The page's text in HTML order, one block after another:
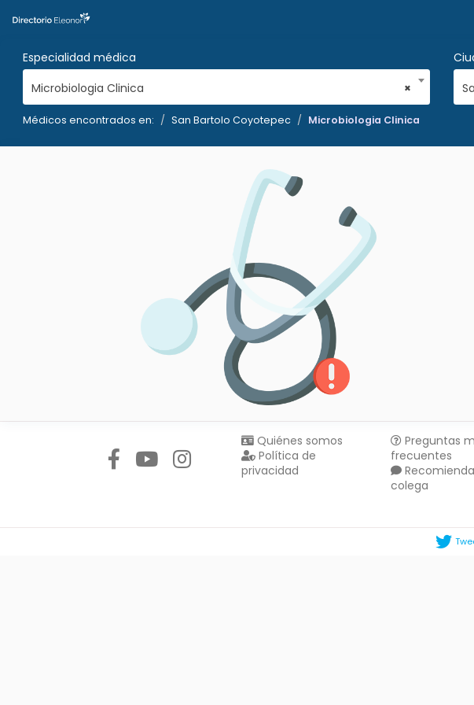
Especialidad médica
×
Microbiologia Clinica
Médicos encontrados en: San Bartolo Coyotepec Microbiologia Clinica
Quiénes somos
Política de
privacidad
Preguntas
frecuentes
colega